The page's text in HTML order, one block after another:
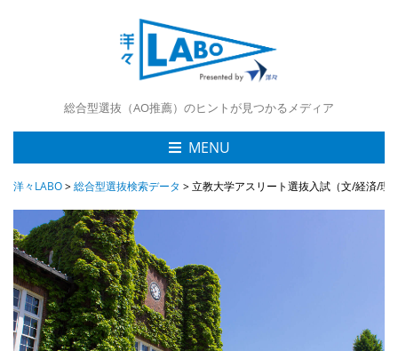
総合型選抜（AO推薦）のヒントが見つかるメディア
MENU
洋々LABO>総合型選抜検索データ >立教大学アスリート選抜入試（文/経済/理/